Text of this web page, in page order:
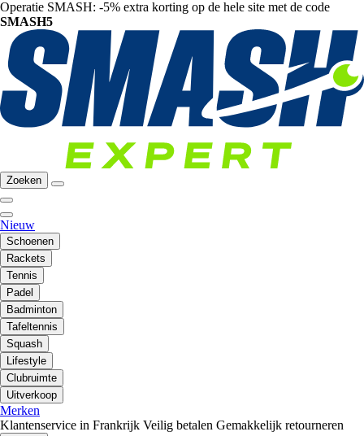
Operatie SMASH: -5% extra korting op de hele site met de code
SMASH5
Zoeken
Nieuw
Schoenen
Rackets
Tennis
Padel
Badminton
Tafeltennis
Squash
Lifestyle
Clubruimte
Uitverkoop
Merken
Klantenservice in Frankrijk Veilig betalen Gemakkelijk retourneren